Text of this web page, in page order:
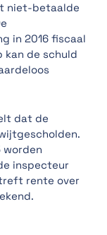
niet-betaalde
in 2016 fiscaal
kan de schuld
dat de
worden
inspecteur
rente over